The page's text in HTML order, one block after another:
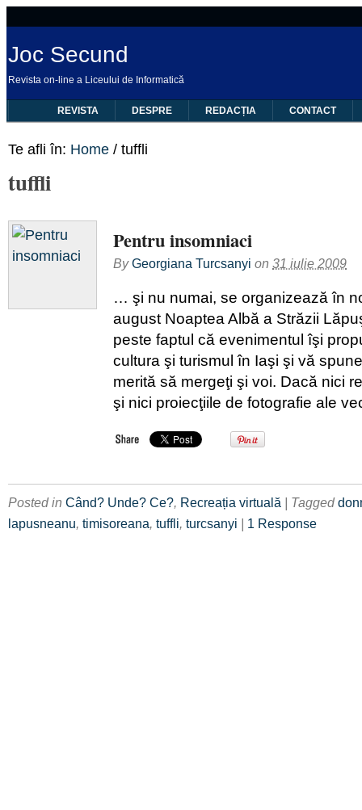
Joc Secund
Revista on-line a Liceului de Informatică
REVISTA DESPRE REDACȚIA CONTACT
Te afli în: Home / tuffli
tuffli
Pentru insomniaci
ByGeorgiana Turcsanyi on 31 iulie 2009
… şi nu numai, se organizează în
august Noaptea Albă a Străzii
peste faptul că evenimentul îşi
cultura şi turismul în Iaşi şi vă
merită să mergeţi şi voi. Dacă nici
şi nici proiecţiile de fotografie ale
Posted in Când? Unde? Ce?, Recreația virtuală | Tagged
lapusneanu, timisoreana, tuffli, turcsanyi | 1 Response